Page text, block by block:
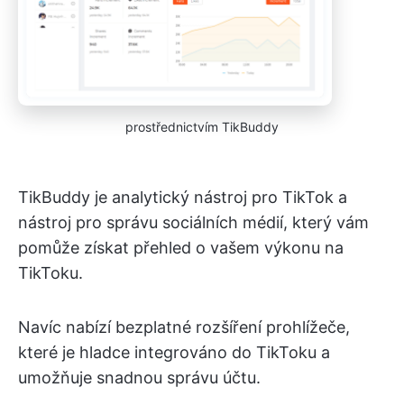
prostřednictvím TikBuddy
TikBuddy je analytický nástroj pro TikTok a
nástroj pro správu sociálních médií, který vám
pomůže získat přehled o vašem výkonu na
TikToku.
Navíc nabízí bezplatné rozšíření prohlížeče,
které je hladce integrováno do TikToku a
umožňuje snadnou správu účtu.